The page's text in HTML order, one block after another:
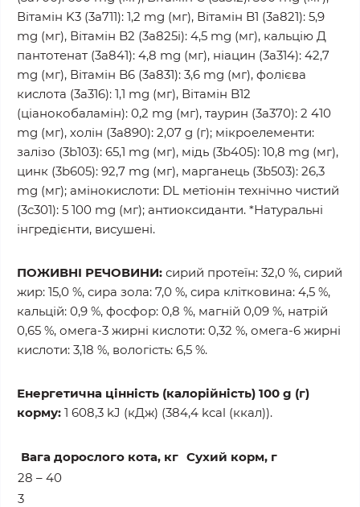
Вітамін K3 (3а711): 1,2 mg (мг), Вітамін B1 (3a821): 5,9
mg (мг), Вітамін B2 (3a825i): 4,5 mg (мг), кальцію Д
пантотенат (3a841): 4,8 mg (мг), ніацин (3a314): 42,7
mg (мг), Вітамін B6 (3a831): 3,6 mg (мг), фолієва
кислота (3a316): 1,1 mg (мг), Вітамін B12
(ціанокобаламін): 0,2 mg (мг), таурин (3a370): 2 410
mg (мг), холін (3a890): 2,07 g (г); мікроелементи:
залізо (3b103): 65,1 mg (мг), мідь (3b405): 10,8 mg (мг),
цинк (3b605): 92,7 mg (мг), марганець (3b503): 26,3
mg (мг); амінокислоти: DL метіонін технічно чистий
(3c301): 5 100 mg (мг); aнтиоксиданти. *Натуральні
інгредієнти, висушені.
ПОЖИВНІ РЕЧОВИНИ: сирий протеїн: 32,0 %, сирий
жир: 15,0 %, сира зола: 7,0 %, сира клітковина: 4,5 %,
кальцій: 0,9 %, фосфор: 0,8 %, магній 0,09 %, натрій
0,65 %, омега-3 жирні кислоти: 0,32 %, омега-6 жирні
кислоти: 3,18 %, вологість: 6,5 %.
Енергетична цінність (калорійність) 100 g (г)
корму: 1 608,3 kJ (кДж) (384,4 kcal (ккал)).
Вага дорослого кота, кг Сухий корм, г
28 – 40
3